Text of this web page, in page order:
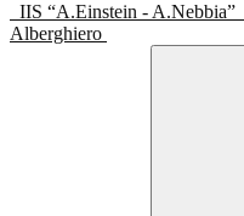
IIS “A.Einstein - A.Nebbia”
Alberghiero